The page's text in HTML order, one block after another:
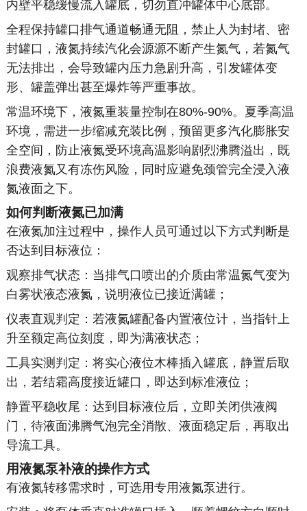
内壁平稳缓慢流入罐底，切勿直冲罐体中心底部。
全程保持罐口排气通道畅通无阻，禁止人为封堵、密
封罐口，液氮持续汽化会源源不断产生氮气，若氮气
无法排出，会导致罐内压力急剧升高，引发罐体变
形、罐盖弹出甚至爆炸等严重事故。
常温环境下，液氮重装量控制在80%-90%。夏季高温
环境，需进一步缩减充装比例，预留更多汽化膨胀安
全空间，防止液氮受环境高温影响剧烈沸腾溢出，既
浪费液氮又有冻伤风险，同时应避免颈管完全浸入液
氮液面之下。
如何判断液氮已加满
在液氮加注过程中，操作人员可通过以下方式判断是
否达到目标液位：
观察排气状态：当排气口喷出的介质由常温氮气变为
白雾状液态液氮，说明液位已接近满罐；
仪表直观判定：若液氮罐配备内置液位计，当指针上
升至额定高位刻度，即为满液状态；
工具实测判定：将实心液位木棒插入罐底，静置后取
出，若结霜高度接近罐口，即达到标准液位；
静置平稳收尾：达到目标液位后，立即关闭供液阀
门，待液面沸腾气泡完全消散、液面稳定后，再取出
导流工具。
用液氮泵补液的操作方式
有液氮转移需求时，可选用专用液氮泵进行。